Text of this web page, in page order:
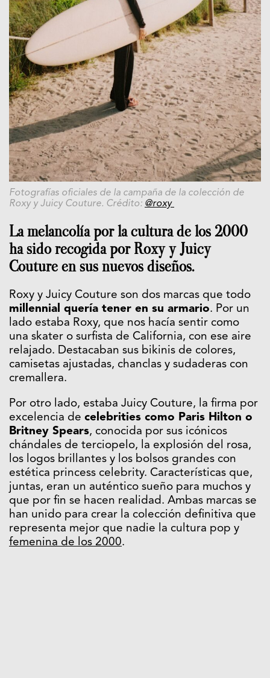
Fotografías oficiales de la campaña de la colección de
Roxy y Juicy Couture. Crédito: @roxy
La melancolía por la cultura de los 2000
ha sido recogida por Roxyy Juicy
Couture en sus nuevos diseños.
Roxy y Juicy Couture son dos marcas que todo
millennial quería tener en su armario. Por un
lado estaba Roxy, que nos hacía sentir como
una skater o surfista de California, con ese aire
relajado. Destacaban sus bikinis de colores,
camisetas ajustadas, chanclas y sudaderas con
cremallera.
Por otro lado, estaba Juicy Couture, la firma por
excelencia de celebrities como Paris Hilton o
Britney Spears, conocida por sus icónicos
chándales de terciopelo, la explosión del rosa,
los logos brillantes y los bolsos grandes con
estética princess celebrity. Características que,
juntas, eran un auténtico sueño para muchos y
que por fin se hacen realidad. Ambas marcas se
han unido para crear la colección definitiva que
representa mejor que nadie la cultura pop y
femenina de los 2000.